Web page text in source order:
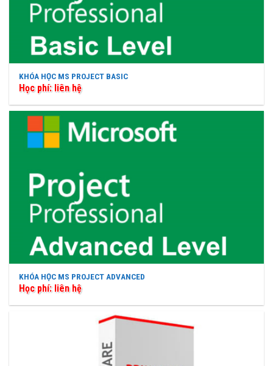
KHÓA HỌC MS PROJECT BASIC
Học phí: liên hệ
KHÓA HỌC MS PROJECT ADVANCED
Học phí: liên hệ